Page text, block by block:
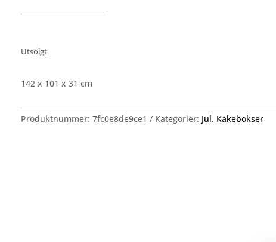
Utsolgt
142 x 101 x 31 cm
Produktnummer: 7fc0e8de9ce1 Kategorier: Jul, Kakebokser